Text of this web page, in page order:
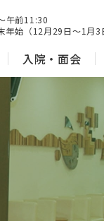
午前11:30
始（12月29日～1月3
入院・面会